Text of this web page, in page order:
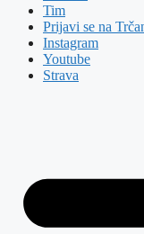
Tim
Prijavi se na
Instagram
Youtube
Strava